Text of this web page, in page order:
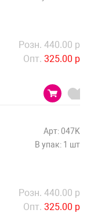
Розн. 440.00 р
Опт. 325.00 р
Арт: 047K
В упак: 1 шт
Розн. 440.00 р
Опт. 325.00 р